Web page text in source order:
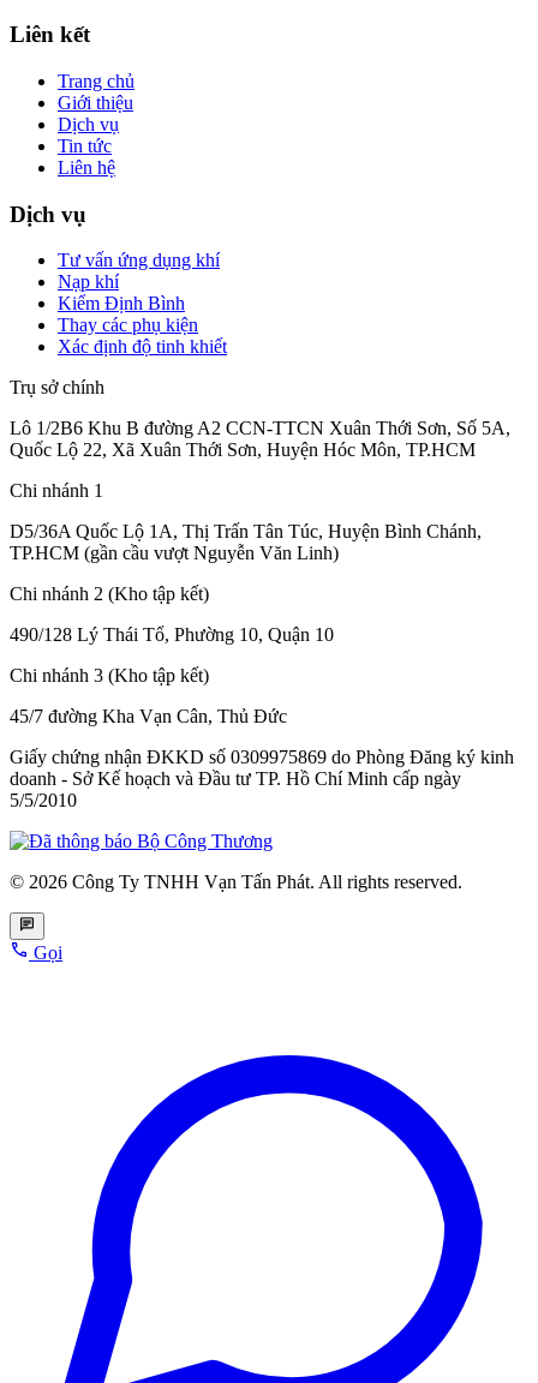
Liên kết
Trang chủ
Giới thiệu
Dịch vụ
Tin tức
Liên hệ
Dịch vụ
Tư vấn ứng dụng khí
Nạp khí
Kiểm Định Bình
Thay các phụ kiện
Xác định độ tinh khiết
Trụ sở chính
Lô 1/2B6 Khu B đường A2 CCN-TTCN Xuân Thới Sơn, Số 5A,
Quốc Lộ 22, Xã Xuân Thới Sơn, Huyện Hóc Môn, TP.HCM
Chi nhánh 1
D5/36A Quốc Lộ 1A, Thị Trấn Tân Túc, Huyện Bình Chánh,
TP.HCM (gần cầu vượt Nguyễn Văn Linh)
Chi nhánh 2 (Kho tập kết)
490/128 Lý Thái Tổ, Phường 10, Quận 10
Chi nhánh 3 (Kho tập kết)
45/7 đường Kha Vạn Cân, Thủ Đức
Giấy chứng nhận ĐKKD số 0309975869 do Phòng Đăng ký kinh
doanh - Sở Kế hoạch và Đầu tư TP. Hồ Chí Minh cấp ngày
5/5/2010
© 2026 Công Ty TNHH Vạn Tấn Phát. All rights reserved.
Gọi